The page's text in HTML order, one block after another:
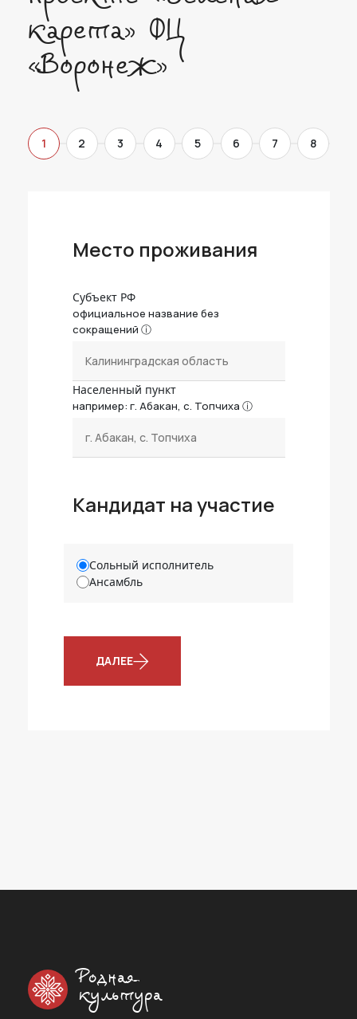
карета» ФЦ
«Воронеж»
1 2 3 4 5 6 7 8
Место проживания
Субъект РФ
официальное название без
сокращений
Населенный пункт
например: г. Абакан, с. Топчиха
Кандидат на участие
Сольный исполнитель
Ансамбль
ДАЛЕЕ
Родная
культура